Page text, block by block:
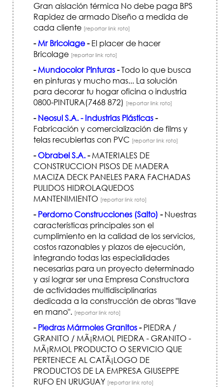
Gran aislación térmica No debe paga BPS
Rapidez de armado Diseño a medida de
cada cliente [reportar link roto]
- Mr Bricolage-El placer de hacer
Bricolage [reportar link roto]
- Mundocolor Pinturas-Todo lo que busca
en pinturas y mucho mas... La solución
para decorar tu hogar oficina o industria
0800-PINTURA(7468 872) [reportar link roto]
- Neosul S.A. - Industrias Plásticas-
Fabricación y comercialización de films y
telas recubiertas con PVC [reportar link roto]
- Obrabel S.A.-MATERIALES DE
CONSTRUCCION PISOS DE MADERA
MACIZA DECK PANELES PARA FACHADAS
PULIDOS HIDROLAQUEDOS
MANTENIMIENTO [reportar link roto]
- Perdomo Construcciones (Salto) -Nuestras
características principales son el
cumplimiento en la calidad de los servicios,
costos razonables y plazos de ejecución,
integrando todas las especialidades
necesarias para un proyecto determinado
y así lograr ser una Empresa Constructora
de actividades multidisciplinarias
dedicada a la construcción de obras "llave
en mano". [reportar link roto]
- Piedras Mármoles Granitos-PIEDRA /
GRANITO / MÃ¡RMOL PIEDRA - GRANITO -
MÃ¡RMOL PRODUCTO O SERVICIO QUE
PERTENECE AL CATÃ¡LOGO DE
PRODUCTOS DE LA EMPRESA GIUSEPPE
RUFO EN URUGUAY [reportar link roto]